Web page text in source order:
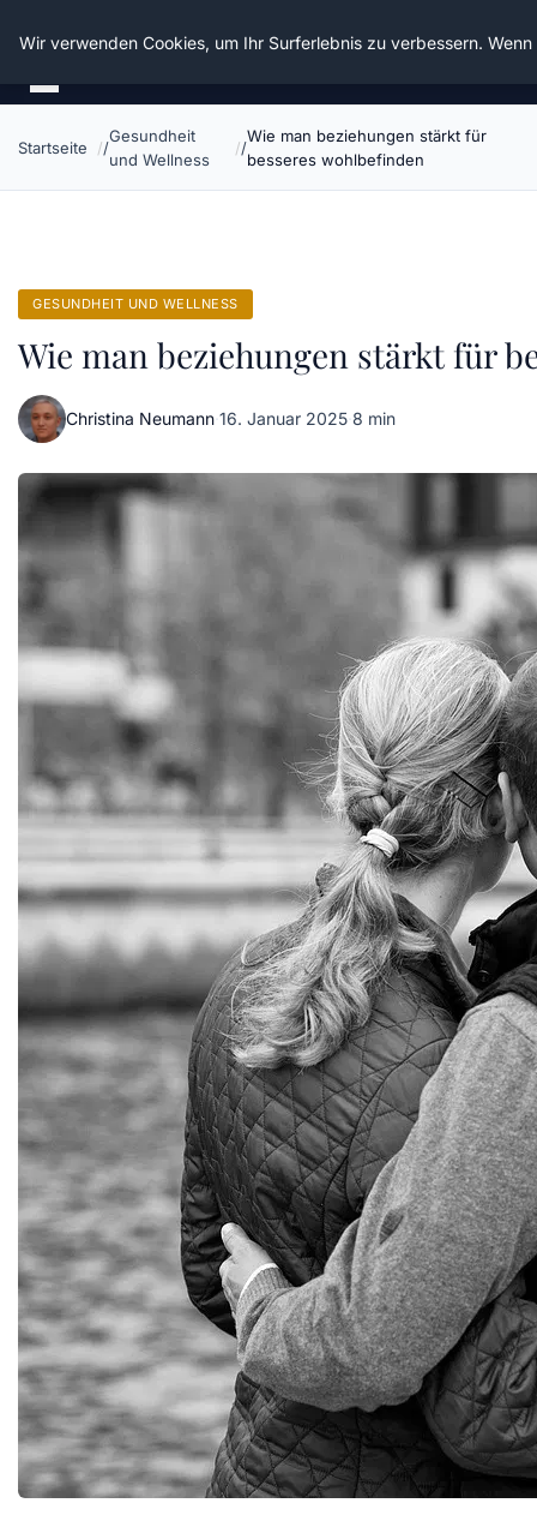
Die Schnitter
Startseite
Gesundheit
und Wellness
Wie man beziehungen stärkt für
besseres wohlbefinden
GESUNDHEIT UND WELLNESS
Wie man beziehungen stärkt für
Christina Neumann·16. Januar 2025·8 min
Wir verwenden Cookies, um Ihr Surferlebnis zu verbessern.